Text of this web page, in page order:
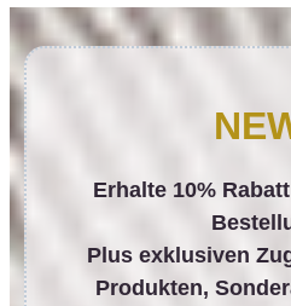
Erhalte 10%
Plus exklusiven
Produkten,